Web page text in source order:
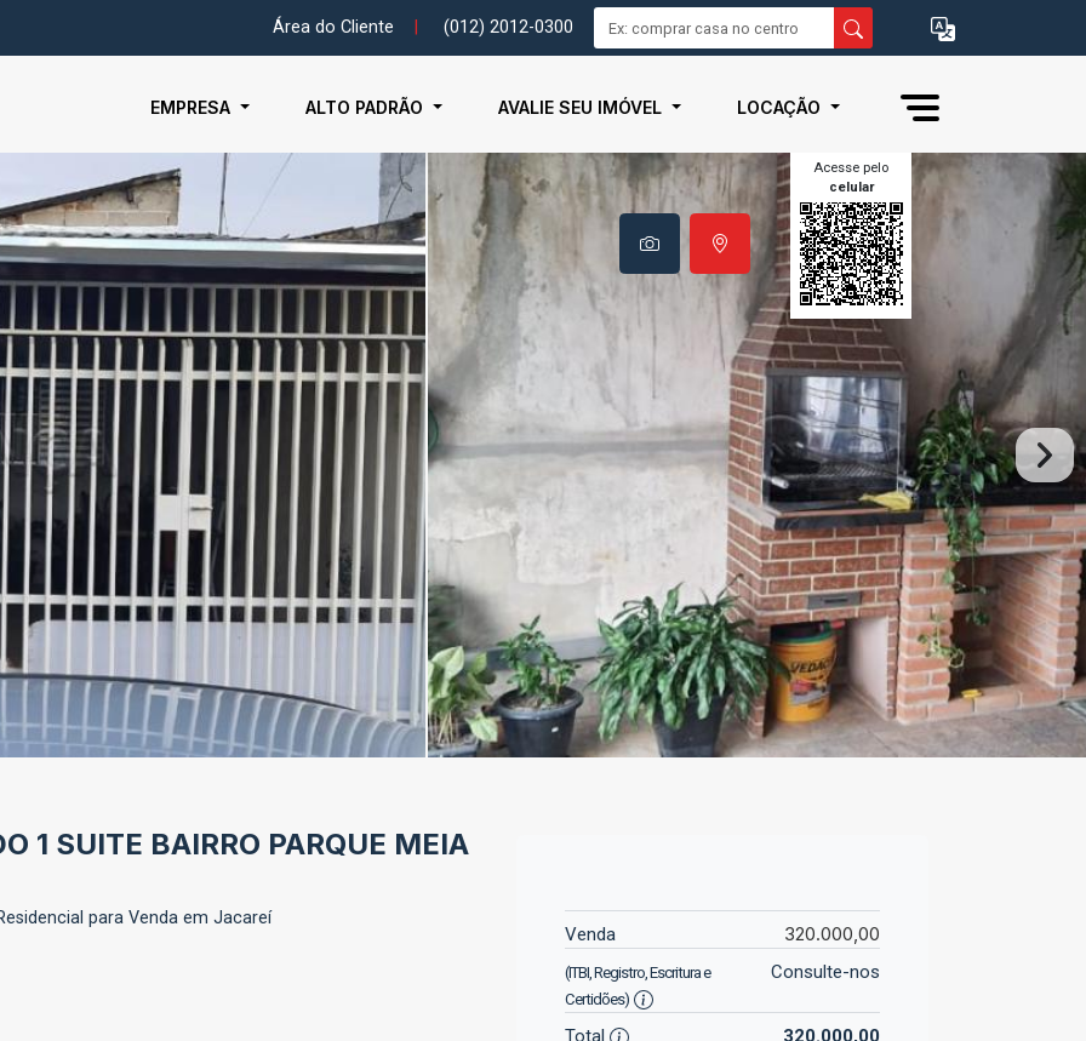
Área do Cliente (012) 2012-0300
EMPRESA ALTO PADRÃO AVALIE SEU IMÓVEL LOCAÇÃO
Acesse pelo
celular
1 SUITE BAIRRO PARQUE MEIA
para Venda em Jacareí
Venda 320.000,00
(ITBI, Registro, Escritura e
Certidões)
Consulte-nos
Total 320.000,00